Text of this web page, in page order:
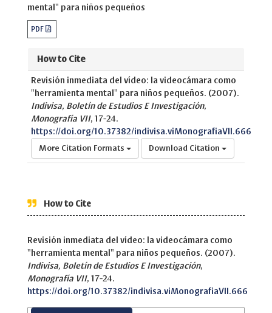
mental" para niños pequeños
PDF
How to Cite
Revisión inmediata del vídeo: la videocámara como
"herramienta mental" para niños pequeños. (2007).
Indivisa, Boletín de Estudios E Investigación,
Monografía VII, 17-24.
https://doi.org/10.37382/indivisa.viMonografiaVII.666
More Citation Formats Download Citation
How to Cite
Revisión inmediata del vídeo: la videocámara como
"herramienta mental" para niños pequeños. (2007).
Indivisa, Boletín de Estudios E Investigación,
Monografía VII, 17-24.
https://doi.org/10.37382/indivisa.viMonografiaVII.666